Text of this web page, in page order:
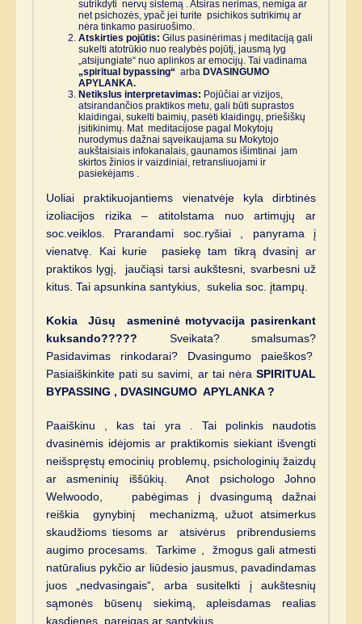
sutrikdyti nervų sistemą . Atsiras nerimas, nemiga ar
net psichozės, ypač jei turite psichikos sutrikimų ar
nėra tinkamo pasiruošimo.
Atskirties pojūtis: Gilus pasinėrimas į meditaciją gali
sukelti atotrūkio nuo realybės pojūtį, jausmą lyg
„atsijungiate“ nuo aplinkos ar emocijų. Tai vadinama
„spiritual bypassing“ arba DVASINGUMO
APYLANKA.
Netikslus interpretavimas: Pojūčiai ar vizijos,
atsirandančios praktikos metu, gali būti suprastos
klaidingai, sukelti baimių, pasėti klaidingų, priešiškų
įsitikinimų. Mat meditacijose pagal Mokytojų
nurodymus dažnai sąveikaujama su Mokytojo
aukštaisiais infokanalais, gaunamos išimtinai jam
skirtos žinios ir vaizdiniai, retransliuojami ir
pasiekėjams .
Uoliai praktikuojantiems vienatvėje kyla dirbtinės
izoliacijos rizika – atitolstama nuo artimųjų ar
soc.veiklos. Prarandami soc.ryšiai , panyrama į
vienatvę. Kai kurie pasiekę tam tikrą dvasinį ar
praktikos lygį, jaučiąsi tarsi aukštesni, svarbesni už
kitus. Tai apsunkina santykius, sukelia soc. įtampų.
Kokia Jūsų asmeninė motyvacija pasirenkant
kuksando????? Sveikata? smalsumas?
Pasidavimas rinkodarai? Dvasingumo paieškos?
Pasiaiškinkite pati su savimi, ar tai nėra SPIRITUAL
BYPASSING , DVASINGUMO APYLANKA ?
Paaiškinu , kas tai yra . Tai polinkis naudotis
dvasinėmis idėjomis ar praktikomis siekiant išvengti
neišspręstų emocinių problemų, psichologinių žaizdų
ar asmeninių iššūkių. Anot psichologo Johno
Welwoodo, pabėgimas į dvasingumą dažnai
reiškia gynybinį mechanizmą, užuot atsimerkus
skaudžioms tiesoms ar atsivėrus pribrendusiems
augimo procesams. Tarkime , žmogus gali atmesti
natūralius pykčio ar liūdesio jausmus, pavadindamas
juos „nedvasingais“, arba susitelkti į aukštesnių
sąmonės būsenų siekimą, apleisdamas realias
kasdienes pareigas ar santykius.